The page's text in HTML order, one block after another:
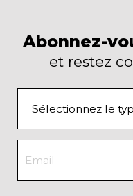
Abonnez-
et restez